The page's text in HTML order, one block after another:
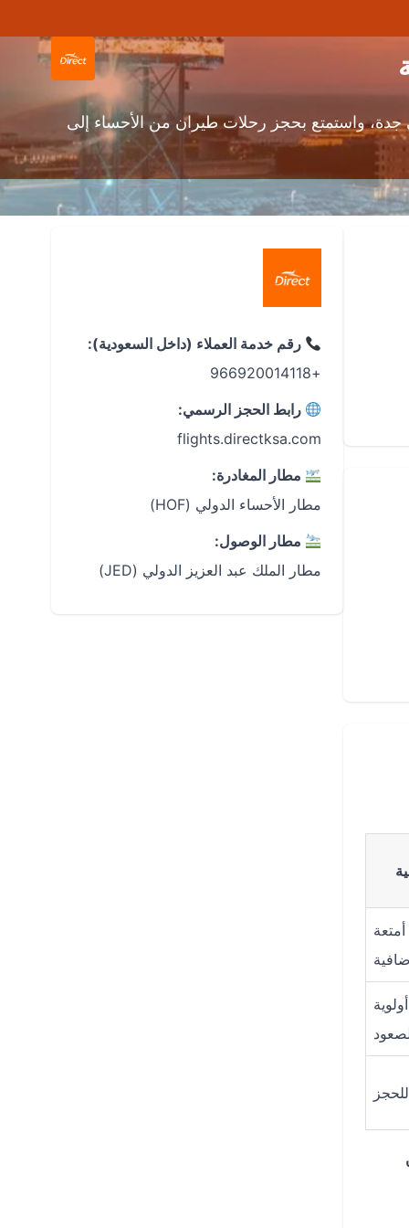
واستمتع بحجز رحلات طيران من الأحساء إلى
رقم خدمة العملاء (داخل السعودية):
+966920014118
رابط الحجز الرسمي:
flights.directksa.com
مطار المغادرة:
مطار الأحساء الدولي (HOF)
مطار الوصول:
مطار الملك عبد العزيز الدولي (JED)